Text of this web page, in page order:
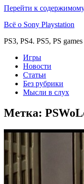
Перейти к
Всё о Sony Playstation
PS3, PS4. PS5, PS games
Игры
Новости
Статьи
Без рубрики
Мысли в слух
Метка: